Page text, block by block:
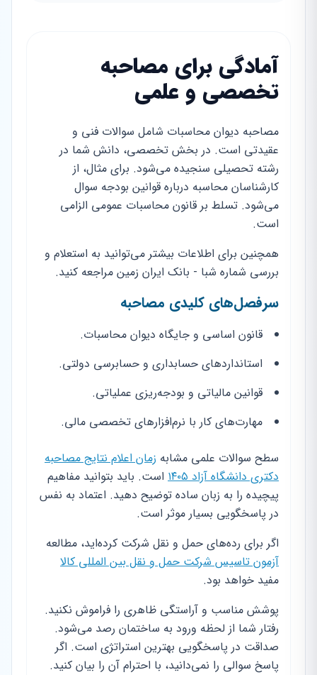
آمادگی برای مصاحبه
تخصصی و علمی
مصاحبه دیوان محاسبات شامل سوالات فنی و
عقیدتی است. در بخش تخصصی، دانش شما در
رشته تحصیلی سنجیده می‌شود. برای مثال، از
کارشناسان محاسبه درباره قوانین بودجه سوال
می‌شود. تسلط بر قانون محاسبات عمومی الزامی
است.
همچنین برای اطلاعات بیشتر می‌توانید به استعلام و
بررسی شماره شبا - بانک ایران زمین مراجعه کنید.
سرفصل‌های کلیدی مصاحبه
قانون اساسی و جایگاه دیوان محاسبات.
استانداردهای حسابداری و حسابرسی دولتی.
قوانین مالیاتی و بودجه‌ریزی عملیاتی.
مهارت‌های کار با نرم‌افزارهای تخصصی مالی.
سطح سوالات علمی مشابه زمان اعلام نتایج مصاحبه
دکتری دانشگاه آزاد ۱۴۰۵
است. باید بتوانید مفاهیم
پیچیده را به زبان ساده توضیح دهید. اعتماد به نفس
در پاسخگویی بسیار موثر است.
اگر برای رده‌های حمل و نقل شرکت کرده‌اید، مطالعه
آزمون تاسیس شرکت حمل و نقل بین المللی کالا
مفید خواهد بود.
پوشش مناسب و آراستگی ظاهری را فراموش نکنید.
رفتار شما از لحظه ورود به ساختمان رصد می‌شود.
صداقت در پاسخگویی بهترین استراتژی است. اگر
پاسخ سوالی را نمی‌دانید، با احترام آن را بیان کنید.